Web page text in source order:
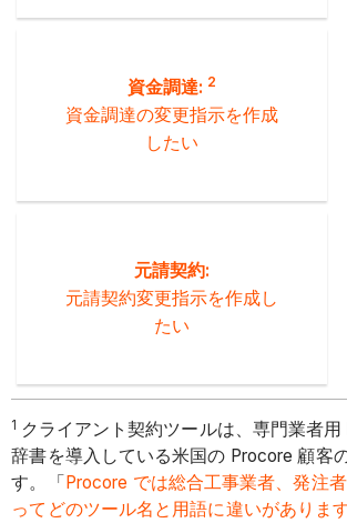
資金調達: 2
資金調達の変更指示を作成
したい
元請契約:
元請契約変更指示を作成し
たい
1 クライアント契約ツールは、専門業者
辞書を導入している米国の Procore 顧客
す。「 Procore では総合工事業者、発注
ってどのツール名と用語に違いがありま